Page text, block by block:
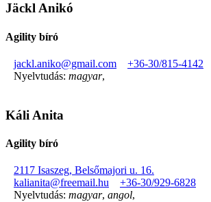
Jäckl Anikó
Agility bíró
jackl.aniko@gmail.com
+36-30/815-4142
Nyelvtudás: magyar,
Káli Anita
Agility bíró
2117 Isaszeg, Belsőmajori u. 16.
kalianita@freemail.hu
+36-30/929-6828
Nyelvtudás: magyar, angol,